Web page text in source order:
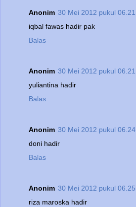
Anonim 30 Mei 2012 pukul 06.21
iqbal fawas hadir pak
Balas
Anonim 30 Mei 2012 pukul 06.21
yuliantina hadir
Balas
Anonim 30 Mei 2012 pukul 06.24
doni hadir
Balas
Anonim 30 Mei 2012 pukul 06.25
riza maroska hadir